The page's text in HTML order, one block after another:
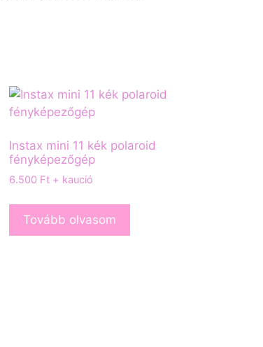
Instax mini 11 kék polaroid
fényképezőgép
6.500 Ft+ kaució
Tovább olvasom